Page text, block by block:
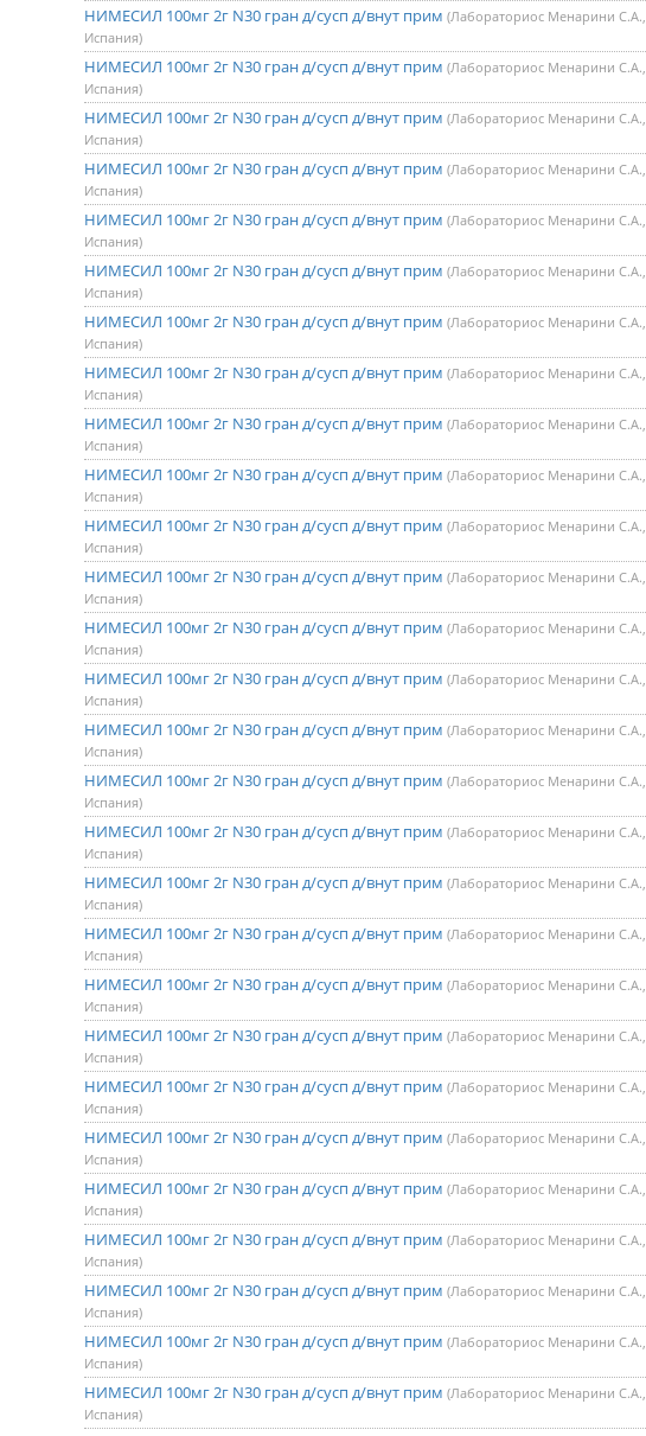
НИМЕСИЛ 100мг 2г N30 гран д/сусп д/внут прим (Лабораториос Менарини С.А.,
Испания)
НИМЕСИЛ 100мг 2г N30 гран д/сусп д/внут прим (Лабораториос Менарини С.А.,
Испания)
НИМЕСИЛ 100мг 2г N30 гран д/сусп д/внут прим (Лабораториос Менарини С.А.,
Испания)
НИМЕСИЛ 100мг 2г N30 гран д/сусп д/внут прим (Лабораториос Менарини С.А.,
Испания)
НИМЕСИЛ 100мг 2г N30 гран д/сусп д/внут прим (Лабораториос Менарини С.А.,
Испания)
НИМЕСИЛ 100мг 2г N30 гран д/сусп д/внут прим (Лабораториос Менарини С.А.,
Испания)
НИМЕСИЛ 100мг 2г N30 гран д/сусп д/внут прим (Лабораториос Менарини С.А.,
Испания)
НИМЕСИЛ 100мг 2г N30 гран д/сусп д/внут прим (Лабораториос Менарини С.А.,
Испания)
НИМЕСИЛ 100мг 2г N30 гран д/сусп д/внут прим (Лабораториос Менарини С.А.,
Испания)
НИМЕСИЛ 100мг 2г N30 гран д/сусп д/внут прим (Лабораториос Менарини С.А.,
Испания)
НИМЕСИЛ 100мг 2г N30 гран д/сусп д/внут прим (Лабораториос Менарини С.А.,
Испания)
НИМЕСИЛ 100мг 2г N30 гран д/сусп д/внут прим (Лабораториос Менарини С.А.,
Испания)
НИМЕСИЛ 100мг 2г N30 гран д/сусп д/внут прим (Лабораториос Менарини С.А.,
Испания)
НИМЕСИЛ 100мг 2г N30 гран д/сусп д/внут прим (Лабораториос Менарини С.А.,
Испания)
НИМЕСИЛ 100мг 2г N30 гран д/сусп д/внут прим (Лабораториос Менарини С.А.,
Испания)
НИМЕСИЛ 100мг 2г N30 гран д/сусп д/внут прим (Лабораториос Менарини С.А.,
Испания)
НИМЕСИЛ 100мг 2г N30 гран д/сусп д/внут прим (Лабораториос Менарини С.А.,
Испания)
НИМЕСИЛ 100мг 2г N30 гран д/сусп д/внут прим (Лабораториос Менарини С.А.,
Испания)
НИМЕСИЛ 100мг 2г N30 гран д/сусп д/внут прим (Лабораториос Менарини С.А.,
Испания)
НИМЕСИЛ 100мг 2г N30 гран д/сусп д/внут прим (Лабораториос Менарини С.А.,
Испания)
НИМЕСИЛ 100мг 2г N30 гран д/сусп д/внут прим (Лабораториос Менарини С.А.,
Испания)
НИМЕСИЛ 100мг 2г N30 гран д/сусп д/внут прим (Лабораториос Менарини С.А.,
Испания)
НИМЕСИЛ 100мг 2г N30 гран д/сусп д/внут прим (Лабораториос Менарини С.А.,
Испания)
НИМЕСИЛ 100мг 2г N30 гран д/сусп д/внут прим (Лабораториос Менарини С.А.,
Испания)
НИМЕСИЛ 100мг 2г N30 гран д/сусп д/внут прим (Лабораториос Менарини С.А.,
Испания)
НИМЕСИЛ 100мг 2г N30 гран д/сусп д/внут прим (Лабораториос Менарини С.А.,
Испания)
НИМЕСИЛ 100мг 2г N30 гран д/сусп д/внут прим (Лабораториос Менарини С.А.,
Испания)
НИМЕСИЛ 100мг 2г N30 гран д/сусп д/внут прим (Лабораториос Менарини С.А.,
Испания)